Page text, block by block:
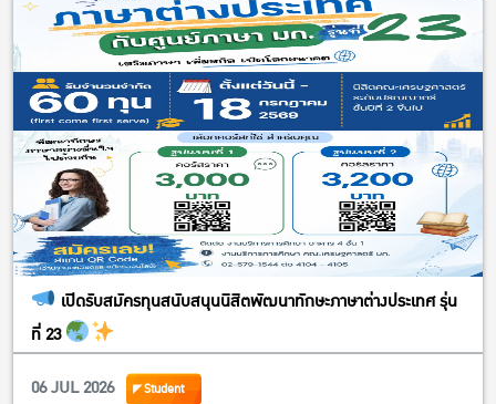
เปิดรับสมัครทุนสนับสนุนนิสิตพัฒนาทักษะภาษาต่างประเทศ รุ่น
ที่ 23
06 JUL 2026
Student